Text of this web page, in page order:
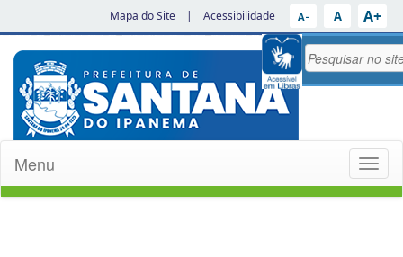
Mapa do Site | Acessibilidade A− A A+
Menu